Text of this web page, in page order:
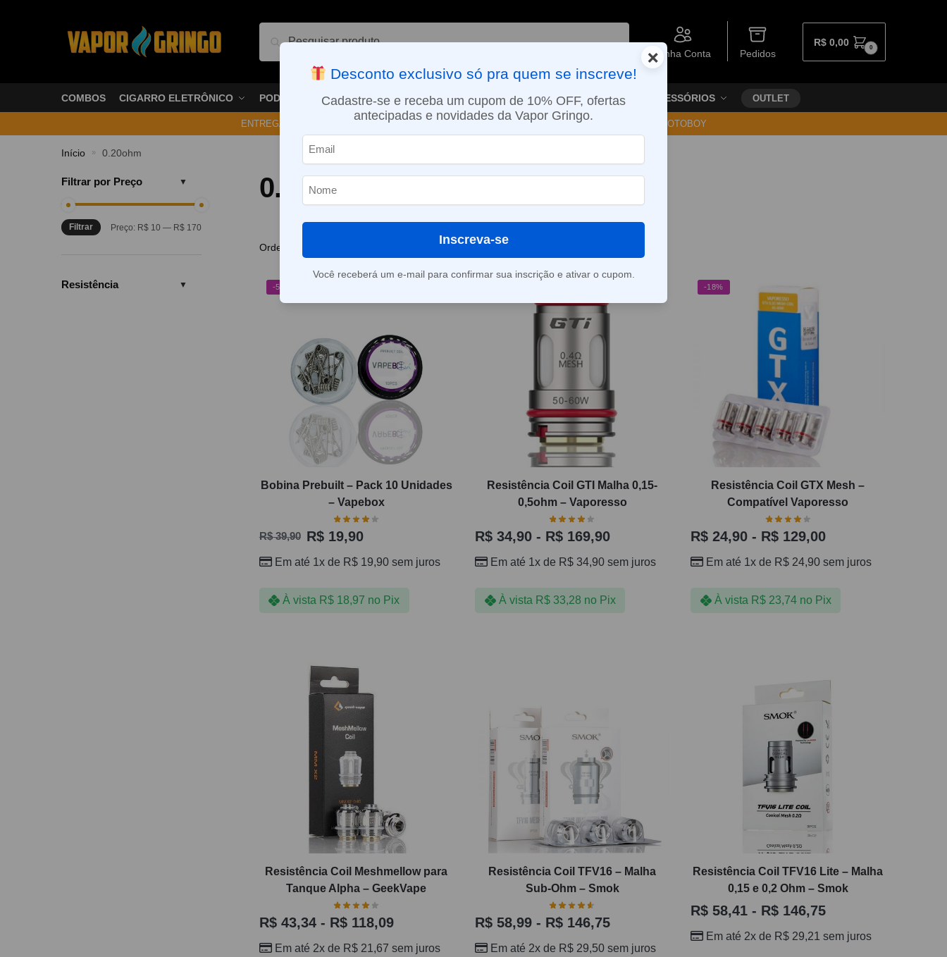
Pesquisar
Minha Conta Pedidos
R$ 0,00 0
COMBOS CIGARRO ELETRÔNICO PODS VAPORIZADOR DE ERVAS E-LIQUÍDOS NICOTINA ORAL ACESSÓRIOS OUTLET
ENTREGA NO MESMO DIA EM SÃO PAULO (SEG A SEX): PEDIDOS APROVADOS ATÉ 15:30 VIA MOTOBOY
Início » 0.20ohm
0.20ohm
Mostrando todos os 10 resultados
-50%
Bobina Prebuilt – Pack 10 Unidades
– Vapebox
R$39,90 R$19,90
Em até 1x de R$19,90sem juros
À vista R$ 18,97 no Pix
Resistência Coil GTI Malha 0,15-
0,5ohm – Vaporesso
R$34,90 - R$169,90
Em até 1x de R$34,90sem juros
À vista R$33,28 no Pix
-18%
Resistência Coil GTX Mesh –
Compatível Vaporesso
R$ 24,90 - R$ 129,00
Em até 1x de R$ 24,90 sem juros
À vista R$23,74 no Pix
Resistência Coil Meshmellow para
Tanque Alpha – GeekVape
R$43,34 - R$118,09
Em até 2x de R$21,67 sem juros
Resistência Coil TFV16 – Malha
Sub-Ohm – Smok
R$58,99 - R$146,75
Em até 2x de R$29,50sem juros
Resistência Coil TFV16 Lite – Malha
0,15 e 0,2 Ohm – Smok
R$ 58,41 - R$ 146,75
Em até 2x de R$ 29,21 sem juros
Filtrar por Preço
Filtrar Preço: R$ 10 — R$ 170
Resistência
×
Desconto exclusivo só pra quem se inscreve!
Cadastre-se e receba um cupom de 10% OFF, ofertas
antecipadas e novidades da Vapor Gringo.
Inscreva-se
Você receberá um e-mail para confirmar sua inscrição e ativar o cupom.